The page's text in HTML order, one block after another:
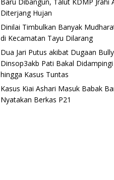
Diterjang Hujan
Dinilai Timbulkan Banyak
di Kecamatan Tayu Dilarang
Dua Jari Putus akibat Dugaan
Dinsop3akb Pati Bakal
hingga Kasus Tuntas
Kasus Kiai Ashari Masuk Babak
Nyatakan Berkas P21